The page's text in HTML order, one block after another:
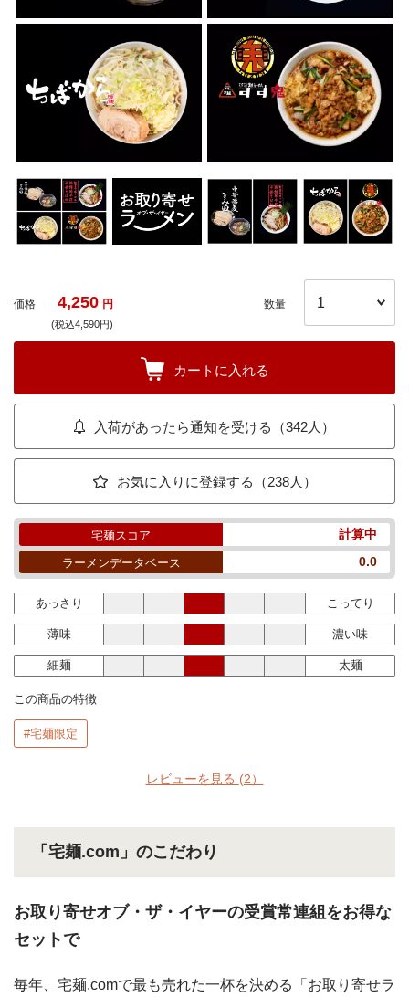
価格 4,250 円
(税込4,590円)
数量
カートに入れる
入荷があったら通知を受ける（342人）
お気に入りに登録する（238人）
宅麺スコア 計算中
ラーメンデータベース 0.0
あっさり こってり
薄味 濃い味
細麺 太麺
この商品の特徴
#宅麺限定
レビューを見る (2）
「宅麺.com」のこだわり
お取り寄せオブ・ザ・イヤーの受賞常連組をお得な
セットで
毎年、宅麺.comで最も売れた一杯を決める「お取り寄せラ